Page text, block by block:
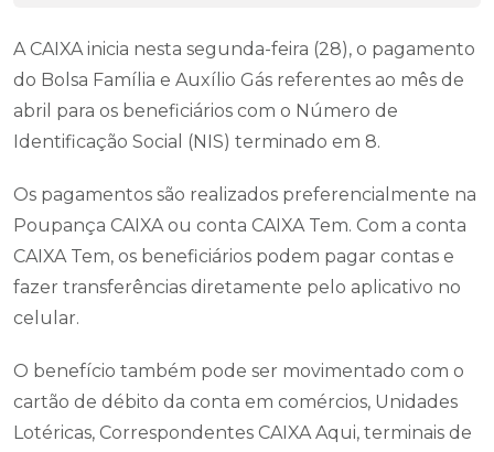
A CAIXA inicia nesta segunda-feira (28), o pagamento
do Bolsa Família e Auxílio Gás referentes ao mês de
abril para os beneficiários com o Número de
Identificação Social (NIS) terminado em 8.
Os pagamentos são realizados preferencialmente na
Poupança CAIXA ou conta CAIXA Tem. Com a conta
CAIXA Tem, os beneficiários podem pagar contas e
fazer transferências diretamente pelo aplicativo no
celular.
O benefício também pode ser movimentado com o
cartão de débito da conta em comércios, Unidades
Lotéricas, Correspondentes CAIXA Aqui, terminais de